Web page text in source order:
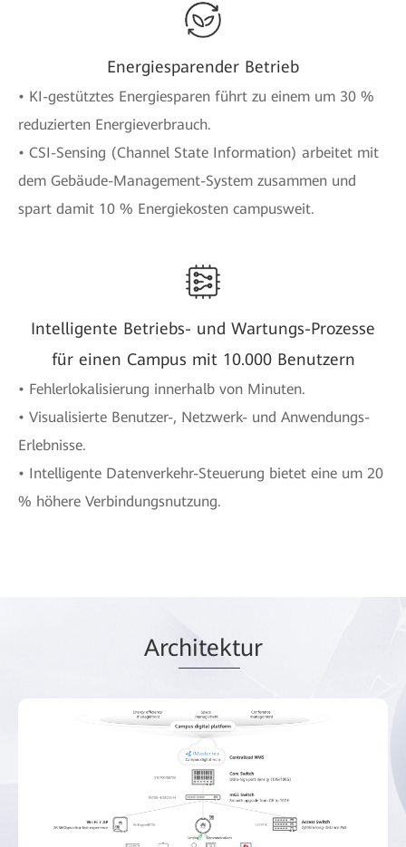
Energiesparender Betrieb
• KI-gestütztes Energiesparen führt zu einem um 30 %
reduzierten Energieverbrauch.
• CSI-Sensing (Channel State Information) arbeitet mit
dem Gebäude-Management-System zusammen und
spart damit 10 % Energiekosten campusweit.
Intelligente Betriebs- und Wartungs-Prozesse
für einen Campus mit 10.000 Benutzern
• Fehlerlokalisierung innerhalb von Minuten.
• Visualisierte Benutzer-, Netzwerk- und Anwendungs-
Erlebnisse.
• Intelligente Datenverkehr-Steuerung bietet eine um 20
% höhere Verbindungsnutzung.
Architektur